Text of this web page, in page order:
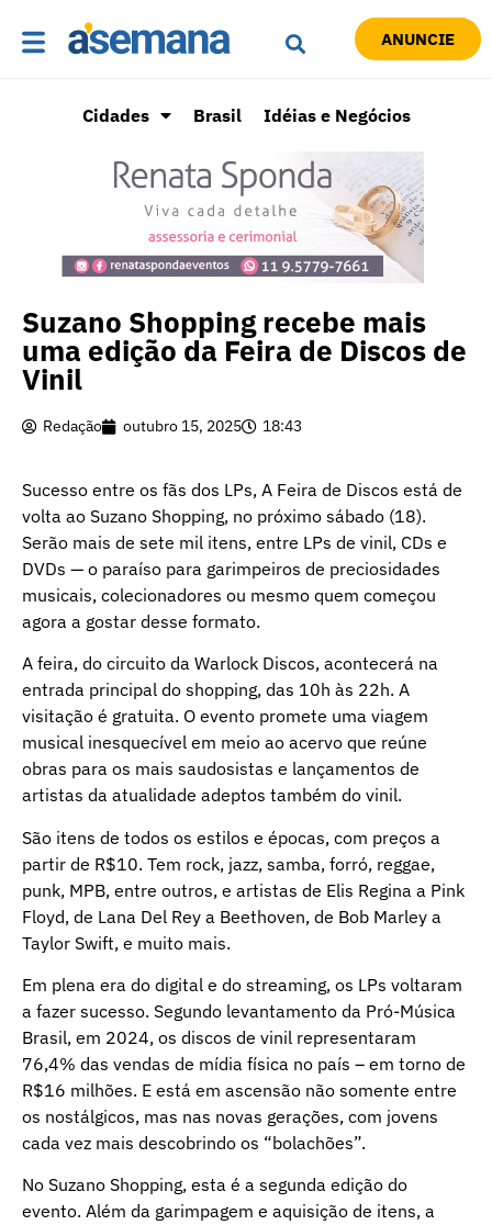
ANUNCIE
Cidades Brasil Idéias e Negócios
Suzano Shopping recebe mais
uma edição da Feira de Discos de
Vinil
Redação outubro 15, 2025 18:43
Sucesso entre os fãs dos LPs, A Feira de Discos está de
volta ao Suzano Shopping, no próximo sábado (18).
Serão mais de sete mil itens, entre LPs de vinil, CDs e
DVDs — o paraíso para garimpeiros de preciosidades
musicais, colecionadores ou mesmo quem começou
agora a gostar desse formato.
A feira, do circuito da Warlock Discos, acontecerá na
entrada principal do shopping, das 10h às 22h. A
visitação é gratuita. O evento promete uma viagem
musical inesquecível em meio ao acervo que reúne
obras para os mais saudosistas e lançamentos de
artistas da atualidade adeptos também do vinil.
São itens de todos os estilos e épocas, com preços a
partir de R$10. Tem rock, jazz, samba, forró, reggae,
punk, MPB, entre outros, e artistas de Elis Regina a Pink
Floyd, de Lana Del Rey a Beethoven, de Bob Marley a
Taylor Swift, e muito mais.
Em plena era do digital e do streaming, os LPs voltaram
a fazer sucesso. Segundo levantamento da Pró-Música
Brasil, em 2024, os discos de vinil representaram
76,4% das vendas de mídia física no país – em torno de
R$16 milhões. E está em ascensão não somente entre
os nostálgicos, mas nas novas gerações, com jovens
cada vez mais descobrindo os “bolachões”.
No Suzano Shopping, esta é a segunda edição do
evento. Além da garimpagem e aquisição de itens, a